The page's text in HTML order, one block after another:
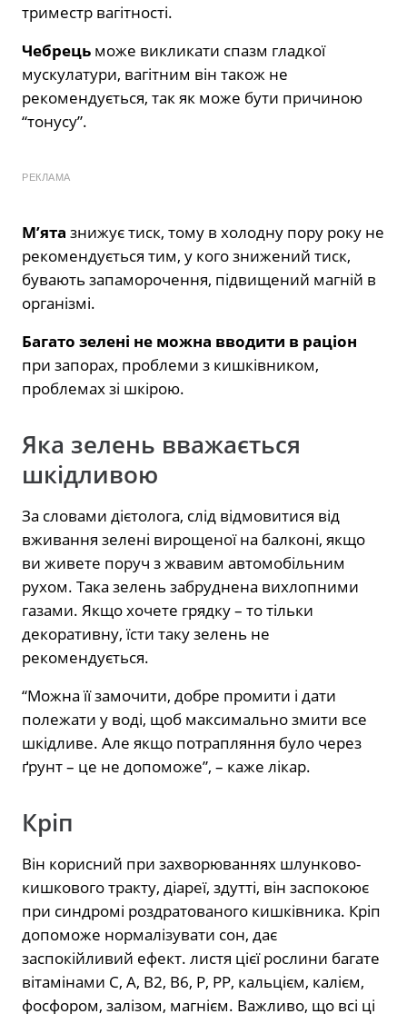
триместр вагітності.
Чебрець може викликати спазм гладкої
мускулатури, вагітним він також не
рекомендується, так як може бути причиною
“тонусу”.
РЕКЛАМА
М’ята знижує тиск, тому в холодну пору року не
рекомендується тим, у кого знижений тиск,
бувають запаморочення, підвищений магній в
організмі.
Багато зелені не можна вводити в раціон
при запорах, проблеми з кишківником,
проблемах зі шкірою.
Яка зелень вважається
шкідливою
За словами дієтолога, слід відмовитися від
вживання зелені вирощеної на балконі, якщо
ви живете поруч з жвавим автомобільним
рухом. Така зелень забруднена вихлопними
газами. Якщо хочете грядку – то тільки
декоративну, їсти таку зелень не
рекомендується.
“Можна її замочити, добре промити і дати
полежати у воді, щоб максимально змити все
шкідливе. Але якщо потрапляння було через
ґрунт – це не допоможе”, – каже лікар.
Кріп
Він корисний при захворюваннях шлунково-
кишкового тракту, діареї, здутті, він заспокоює
при синдромі роздратованого кишківника. Кріп
допоможе нормалізувати сон, дає
заспокійливий ефект. листя цієї рослини багате
вітамінами С, А, В2, В6, Р, РР, кальцієм, калієм,
фосфором, залізом, магнієм. Важливо, що всі ці